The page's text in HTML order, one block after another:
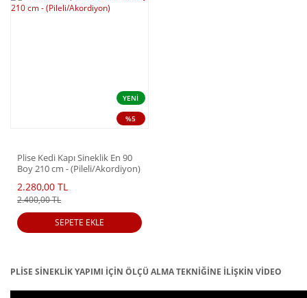
YENİ
%5
Plise Kedi Kapı Sineklik En 90
Boy 210 cm - (Pileli/Akordiyon)
2.280,00 TL
2.400,00 TL
SEPETE EKLE
PLİSE SİNEKLİK YAPIMI İÇİN ÖLÇÜ ALMA TEKNİĞİNE İLİŞKİN VİDEO